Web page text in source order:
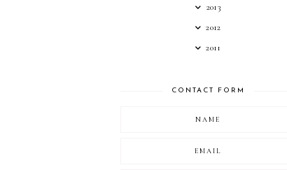
2013
2012
2011
CONTACT FORM